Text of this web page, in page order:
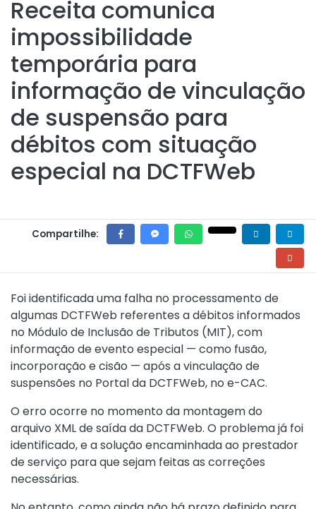
Receita comunica
impossibilidade
temporária para
informação de vinculação
de suspensão para
débitos com situação
especial na DCTFWeb
Compartilhe:
Foi identificada uma falha no processamento de
algumas DCTFWeb referentes a débitos informados
no Módulo de Inclusão de Tributos (MIT), com
informação de evento especial — como fusão,
incorporação e cisão — após a vinculação de
suspensões no Portal da DCTFWeb, no e-CAC.
O erro ocorre no momento da montagem do
arquivo XML de saída da DCTFWeb. O problema já foi
identificado, e a solução encaminhada ao prestador
de serviço para que sejam feitas as correções
necessárias.